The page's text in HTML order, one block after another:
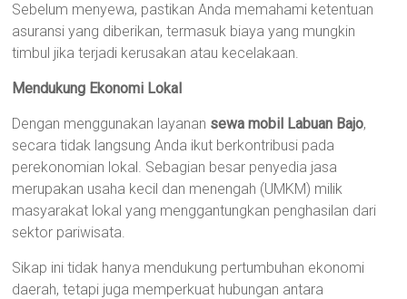
Sebelum menyewa, pastikan Anda memahami ketentuan
asuransi yang diberikan, termasuk biaya yang mungkin
timbul jika terjadi kerusakan atau kecelakaan.
Mendukung Ekonomi Lokal
Dengan menggunakan layanan sewa mobil Labuan Bajo,
secara tidak langsung Anda ikut berkontribusi pada
perekonomian lokal. Sebagian besar penyedia jasa
merupakan usaha kecil dan menengah (UMKM) milik
masyarakat lokal yang menggantungkan penghasilan dari
sektor pariwisata.
Sikap ini tidak hanya mendukung pertumbuhan ekonomi
daerah, tetapi juga memperkuat hubungan antara